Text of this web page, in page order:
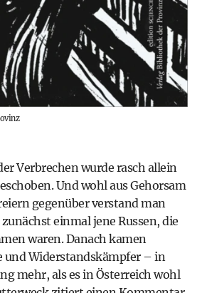
Verbrechen wurde rasch allein
Und wohl aus Gehorsam
gegenüber verstand man
einmal jene Russen, die
waren. Danach kamen
Widerstandskämpfer – in
mehr, als es in Österreich wohl